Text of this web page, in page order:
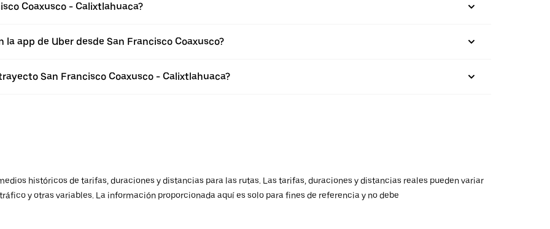
Coaxusco - Calixtlahuaca?
app de Uber desde San Francisco Coaxusco?
San Francisco Coaxusco - Calixtlahuaca?
históricos de tarifas, duraciones y distancias para las rutas. Las tarifas, duraciones y distancias reales pueden variar
y otras variables. La información proporcionada aquí es solo para fines de referencia y no debe